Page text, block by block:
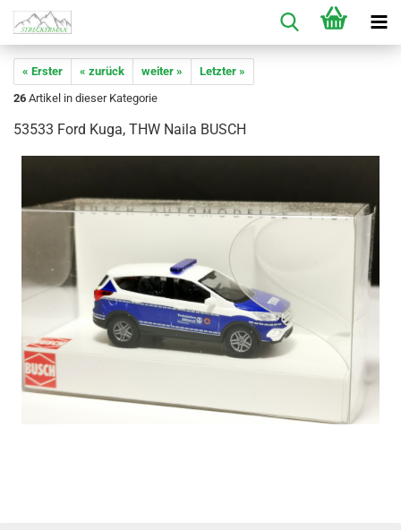
« Erster « zurück weiter »
Letzter »
26 Artikel in dieser Kategorie
53533 Ford Kuga, THW Naila BUSCH